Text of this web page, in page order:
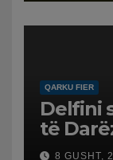
QARKU FIER
Delfini
të
8 GUSHT,